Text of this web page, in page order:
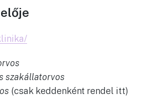
szakállatorvos
(csak keddenként rendel itt)